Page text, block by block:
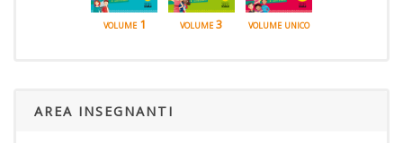
volume 1 volume 3 volume unico
AREA INSEGNANTI